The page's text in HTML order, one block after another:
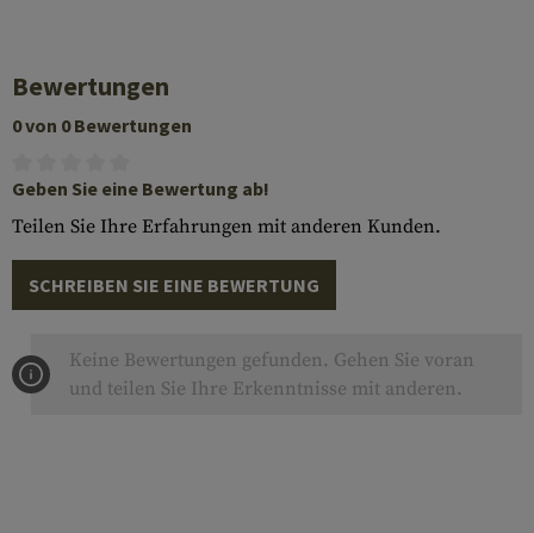
Bewertungen
0 von 0 Bewertungen
Geben Sie eine Bewertung ab!
Teilen Sie Ihre Erfahrungen mit anderen Kunden.
SCHREIBEN SIE EINE BEWERTUNG
Keine Bewertungen gefunden. Gehen Sie voran
und teilen Sie Ihre Erkenntnisse mit anderen.